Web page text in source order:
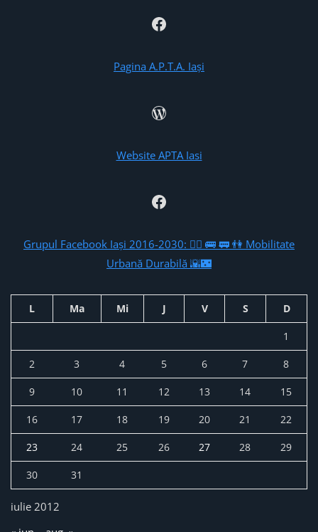
Pagina A.P.T.A. Iași
Website APTA Iasi
Grupul Facebook Iași 2016-2030: 🚴‍♂️ 🚌 🚃 👫 Mobilitate
Urbană Durabilă 🌇🌃
iulie 2012
L Ma Mi J V S D
1
2 3 4 5 6 7 8
9 10 11 12 13 14 15
16 17 18 19 20 21 22
23 24 25 26 27 28 29
30 31